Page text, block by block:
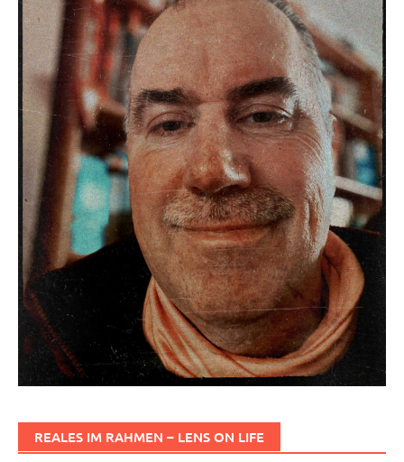
REALES IM RAHMEN – LENS ON LIFE